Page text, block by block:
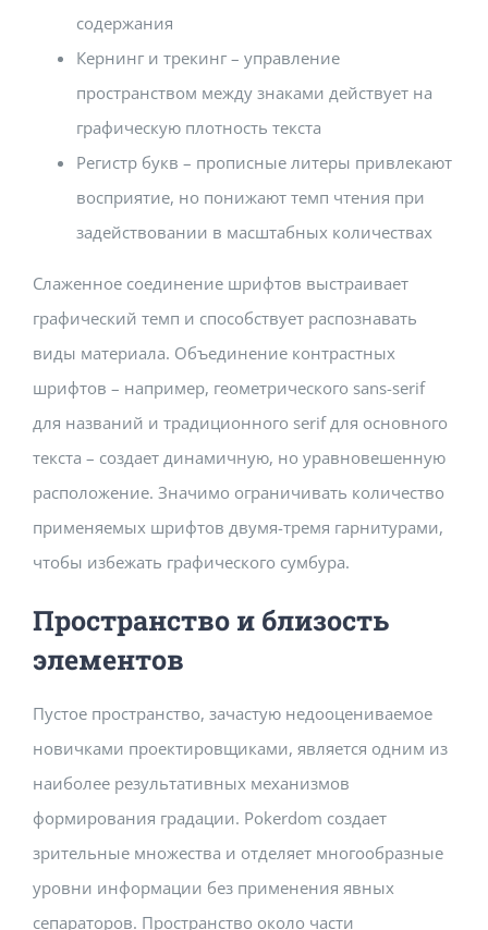
содержания
Кернинг и трекинг – управление
пространством между знаками действует на
графическую плотность текста
Регистр букв – прописные литеры привлекают
восприятие, но понижают темп чтения при
задействовании в масштабных количествах
Слаженное соединение шрифтов выстраивает
графический темп и способствует распознавать
виды материала. Объединение контрастных
шрифтов – например, геометрического sans-serif
для названий и традиционного serif для основного
текста – создает динамичную, но уравновешенную
расположение. Значимо ограничивать количество
применяемых шрифтов двумя-тремя гарнитурами,
чтобы избежать графического сумбура.
Пространство и близость
элементов
Пустое пространство, зачастую недооцениваемое
новичками проектировщиками, является одним из
наиболее результативных механизмов
формирования градации. Pokerdom создает
зрительные множества и отделяет многообразные
уровни информации без применения явных
сепараторов. Пространство около части